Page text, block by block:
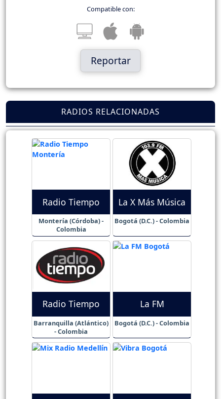
Compatible con:
Reportar
RADIOS RELACIONADAS
Radio Tiempo
Montería (Córdoba) -
Colombia
La X Más Música
Bogotá (D.C.) - Colombia
Radio Tiempo
Barranquilla (Atlántico)
- Colombia
La FM
Bogotá (D.C.) - Colombia